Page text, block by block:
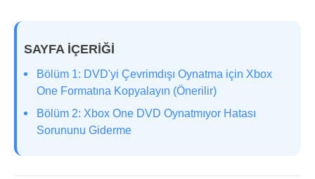
SAYFA İÇERİĞİ
Bölüm 1: DVD'yi Çevrimdışı Oynatma için Xbox
One Formatına Kopyalayın (Önerilir)
Bölüm 2: Xbox One DVD Oynatmıyor Hatası
Sorununu Giderme